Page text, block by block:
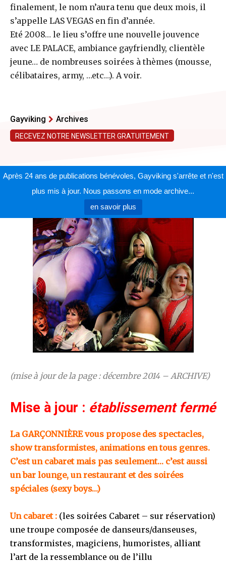
finalement, le nom n’aura tenu que deux mois, il
s’appelle LAS VEGAS en fin d’année.
Eté 2008… le lieu s’offre une nouvelle jouvence
avec LE PALACE, ambiance gayfriendly, clientèle
jeune… de nombreuses soirées à thèmes (mousse,
célibataires, army, …etc…). A voir.
Gayviking Archives
RECEVEZ NOTRE NEWSLETTER GRATUITEMENT